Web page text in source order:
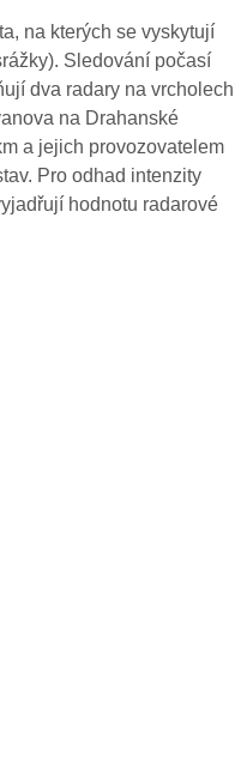
na kterých se vyskytují
Sledování počasí
dva radary na vrcholech
na Drahanské
a jejich provozovatelem
Pro odhad intenzity
hodnotu radarové